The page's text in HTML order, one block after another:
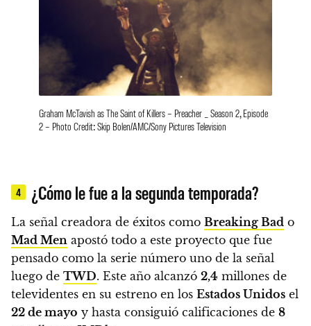
Graham McTavish as The Saint of Killers – Preacher _ Season 2, Episode
2 – Photo Credit: Skip Bolen/AMC/Sony Pictures Television
4 ¿Cómo le fue a la segunda temporada?
La señal creadora de éxitos como Breaking Bad o
Mad Men apostó todo a este proyecto que fue
pensado como la serie número uno de la señal
luego de TWD. Este año alcanzó 2,4 millones de
televidentes en su estreno en los Estados Unidos el
22 de mayo y hasta consiguió calificaciones de 8